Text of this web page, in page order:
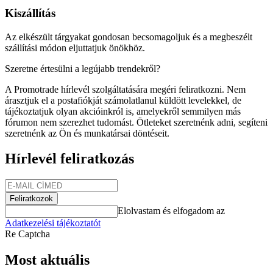
Kiszállítás
Az elkészült tárgyakat gondosan becsomagoljuk és a megbeszélt
szállítási módon eljuttatjuk önökhöz.
Szeretne értesülni a legújabb trendekről?
A Promotrade hírlevél szolgáltatására megéri feliratkozni. Nem
árasztjuk el a postafiókját számolatlanul küldött levelekkel, de
tájékoztatjuk olyan akcióinkról is, amelyekről semmilyen más
fórumon nem szerezhet tudomást. Ötleteket szeretnénk adni, segíteni
szeretnénk az Ön és munkatársai döntéseit.
Hírlevél feliratkozás
Feliratkozok
Elolvastam és elfogadom az
Adatkezelési tájékoztatót
Re Captcha
Most aktuális